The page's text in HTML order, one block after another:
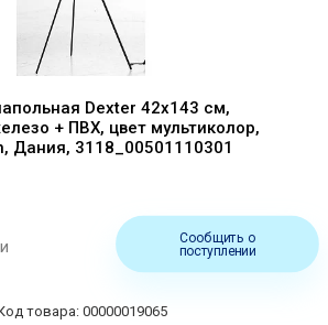
Dexter 42x143 см,
+ ПВХ, цвет мультиколор,
Дания, 3118_00501110301
Сообщить о
поступлении
00000019065